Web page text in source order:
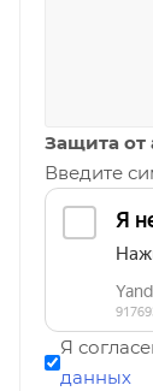
Защита от
Введите
Я
данных